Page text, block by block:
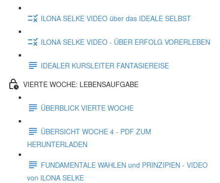
ILONA SELKE VIDEO über das IDEALE SELBST
ILONA SELKE VIDEO - ÜBER ERFOLG VORERLEBEN
IDEALER KURSLEITER FANTASIEREISE
VIERTE WOCHE: LEBENSAUFGABE
ÜBERBLICK VIERTE WOCHE
ÜBERSICHT WOCHE 4 - PDF ZUM
HERUNTERLADEN
FUNDAMENTALE WAHLEN und PRINZIPIEN - VIDEO
von ILONA SELKE